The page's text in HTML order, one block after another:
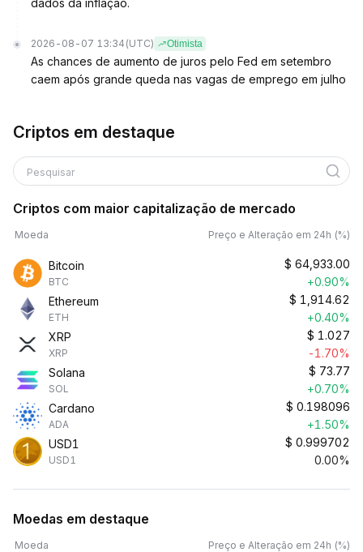
dados da inflação.
2026-08-07 13:34 (UTC) Otimista
As chances de aumento de juros pelo Fed em setembro
caem após grande queda nas vagas de emprego em julho
Criptos em destaque
Pesquisar
Criptos com maior capitalização de mercado
Moeda Preço e Alteração em 24h (%)
Bitcoin
BTC
$ 64,933.00
+0.90%
Ethereum
ETH
$ 1,914.62
+0.40%
XRP
XRP
$ 1.027
-1.70%
Solana
SOL
$ 73.77
+0.70%
Cardano
ADA
$ 0.198096
+1.50%
USD1
USD1
$ 0.999702
0.00%
Moedas em destaque
Moeda Preço e Alteração em 24h (%)